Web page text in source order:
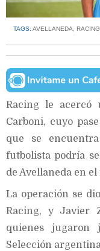
TAGS: AVELLANEDA, RACING
Racing le acercó
Carboni, cuyo
que se
futbolista podría
de Avellaneda en
La operación se
Racing, y Javier
quienes
Selección